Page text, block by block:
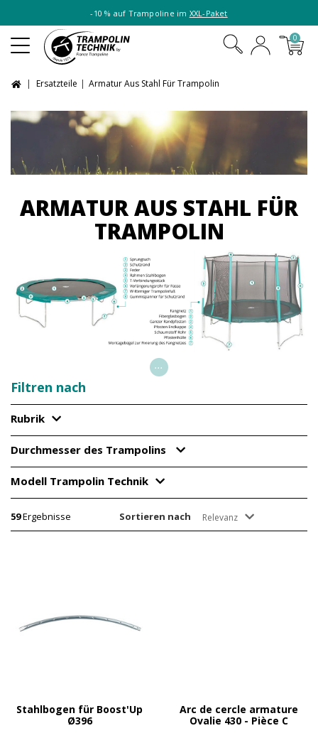
-10 % auf Trampoline im XXL-Paket
0
Ersatzteile Armatur Aus Stahl Für Trampolin
ARMATUR AUS STAHL FÜR
TRAMPOLIN
...
Filtren nach
Rubrik
Durchmesser des Trampolins
Modell Trampolin Technik
59Ergebnisse Sortieren nach Relevanz
Stahlbogen für Boost'Up
Ø396
Arc de cercle armature
Ovalie 430 - Pièce C